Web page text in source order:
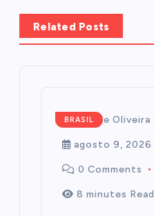
Related Posts
BRASIL
Mairim de Oliveira
agosto 9, 2026
0 Comments
8 minutes Read